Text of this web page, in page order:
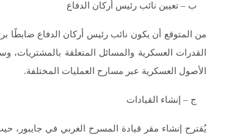
ب – تعيين نائب رئيس أركان الدفاع
من المتوقع أن يكون نائب رئيس أركان الدفاع ضابطًا
القدرات العسكرية والمسائل المتعلقة
الأصول العسكرية عبر مسارح العمليات المختلفة.
ج – إنشاء القيادات
يُقترح إنشاء مقر قيادة المسرح الغربي في جايبور،